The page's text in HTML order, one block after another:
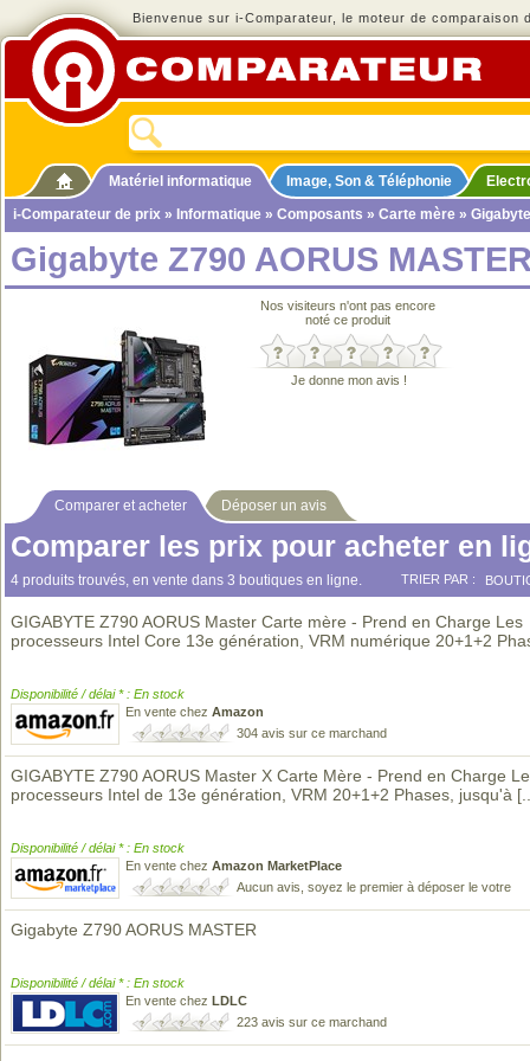
Bienvenue sur i-Comparateur, le moteur de comparaison
Matériel informatique Image, Son & Téléphonie
i-Comparateur de prix » Informatique » Composants » Carte mère »
Gigabyte Z790 AORUS
Nos visiteurs n'ont pas encore
noté ce produit
Je donne mon avis !
Comparer et acheter Déposer un avis
Comparer les prix pour acheter en
4 produits trouvés, en vente dans 3 boutiques en ligne. TRIER PAR :
GIGABYTE Z790 AORUS Master Carte mère - Prend en Charge Les
processeurs Intel Core 13e génération, VRM numérique 20+1+2
Disponibilité / délai * : En stock
En vente chez Amazon
304 avis sur ce marchand
GIGABYTE Z790 AORUS Master X Carte Mère - Prend en Charge
processeurs Intel de 13e génération, VRM 20+1+2 Phases, jusqu'à
Disponibilité / délai * : En stock
En vente chez Amazon MarketPlace
Aucun avis, soyez le premier à déposer le votre
Gigabyte Z790 AORUS MASTER
Disponibilité / délai * : En stock
En vente chez LDLC
223 avis sur ce marchand